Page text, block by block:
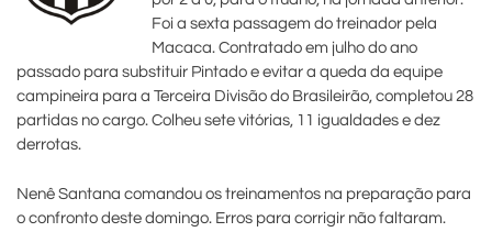
Foi a sexta passagem do treinador pela
Macaca. Contratado em julho do ano
passado para substituir Pintado e evitar a queda da equipe
campineira para a Terceira Divisão do Brasileirão, completou 28
partidas no cargo. Colheu sete vitórias, 11 igualdades e dez
derrotas.
Nenê Santana comandou os treinamentos na preparação para
o confronto deste domingo. Erros para corrigir não faltaram.